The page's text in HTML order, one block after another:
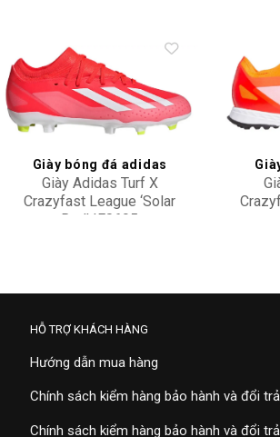
Add to
wishlist
Giày bóng đá adidas
Giày Adidas Turf X
Crazyfast League ‘Solar
Red’ IF0695
HỖ TRỢ KHÁCH HÀNG
Hướng dẫn mua hàng
Chính sách kiểm hàng bảo hành và đổi trả
Chính sách kiểm hàng bảo hành và đổi trả